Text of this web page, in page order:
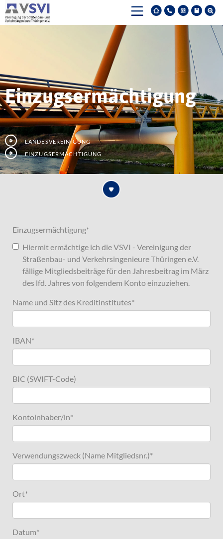
Einzugsermächtigung
Landesvereinigung
Einzugsermächtigung
Einzugsermächtigung*
Hiermit ermächtige ich die VSVI - Vereinigung der
Straßenbau- und Verkehrsingenieure Thüringen e.V.
fällige Mitgliedsbeiträge für den Jahresbeitrag im März
des lfd. Jahres von folgendem Konto einzuziehen.
Name und Sitz des Kreditinstitutes*
IBAN*
BIC (SWIFT-Code)
Kontoinhaber/in*
Verwendungszweck (Name Mitgliedsnr.)*
Ort*
Datum*